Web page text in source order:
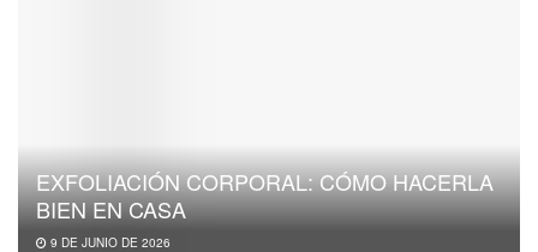
EXFOLIACIÓN CORPORAL: CÓMO HACERLA
BIEN EN CASA
9 DE JUNIO DE 2026